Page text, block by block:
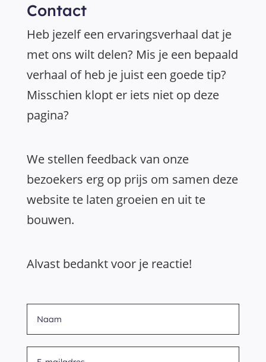
Contact
Heb jezelf een ervaringsverhaal dat je
met ons wilt delen? Mis je een bepaald
verhaal of heb je juist een goede tip?
Misschien klopt er iets niet op deze
pagina?
We stellen feedback van onze
bezoekers erg op prijs om samen deze
website te laten groeien en uit te
bouwen.
Alvast bedankt voor je reactie!